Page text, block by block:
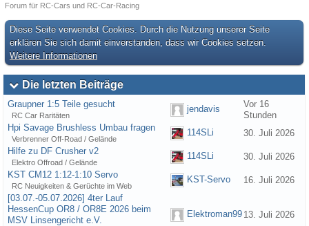
Forum für RC-Cars und RC-Car-Racing
Diese Seite verwendet Cookies. Durch die Nutzung unserer Seite
erklären Sie sich damit einverstanden, dass wir Cookies setzen.
Weitere Informationen
Die letzten Beiträge
Graupner 1:5 Teile gesucht
RC Car Raritäten
jendavis
Vor 16
Stunden
Hpi Savage Brushless Umbau fragen
Verbrenner Off-Road / Gelände
114SLi
30. Juli 2026
Hilfe zu DF Crusher v2
Elektro Offroad / Gelände
114SLi
30. Juli 2026
KST CM12 1:12-1:10 Servo
RC Neuigkeiten & Gerüchte im Web
KST-Servo
16. Juli 2026
[03.07.-05.07.2026] 4ter Lauf
HessenCup OR8 / OR8E 2026 beim
MSV Linsengericht e.V.
Elektroman99 13. Juli 2026